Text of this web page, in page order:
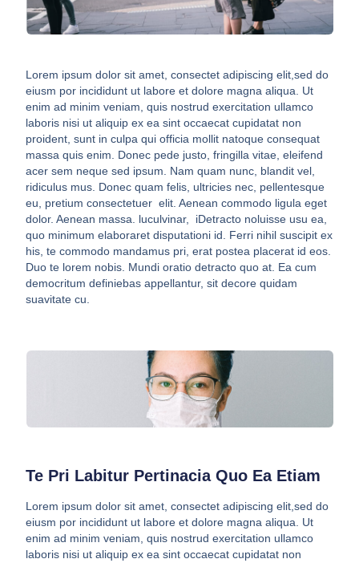
Lorem ipsum dolor sit amet, consectet adipiscing elit,sed do
eiusm por incididunt ut labore et dolore magna aliqua. Ut
enim ad minim veniam, quis nostrud exercitation ullamco
laboris nisi ut aliquip ex ea sint occaecat cupidatat non
proident, sunt in culpa qui officia mollit natoque consequat
massa quis enim. Donec pede justo, fringilla vitae, eleifend
acer sem neque sed ipsum. Nam quam nunc, blandit vel,
ridiculus mus. Donec quam felis, ultricies nec, pellentesque
eu, pretium consectetuer elit. Aenean commodo ligula eget
dolor. Aenean massa. luculvinar, iDetracto noluisse usu ea,
quo minimum elaboraret disputationi id. Ferri nihil suscipit ex
his, te commodo mandamus pri, erat postea placerat id eos.
Duo te lorem nobis. Mundi oratio detracto quo at. Ea cum
democritum definiebas appellantur, sit decore quidam
suavitate cu.
Te Pri Labitur Pertinacia Quo Ea Etiam
Lorem ipsum dolor sit amet, consectet adipiscing elit,sed do
eiusm por incididunt ut labore et dolore magna aliqua. Ut
enim ad minim veniam, quis nostrud exercitation ullamco
laboris nisi ut aliquip ex ea sint occaecat cupidatat non